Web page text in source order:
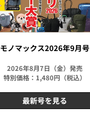
モノマックス2026年9月号
2026年8月7日（金）発売
特別価格：1,480円（税込）
最新号を見る